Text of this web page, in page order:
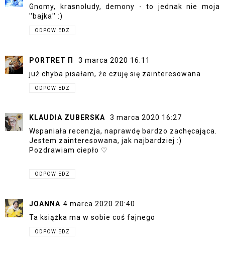
Gnomy, krasnoludy, demony - to jednak nie moja
''bajka'' :)
ODPOWIEDZ
PORTRET Π
3 marca 2020 16:11
już chyba pisałam, że czuję się zainteresowana
ODPOWIEDZ
KLAUDIA ZUBERSKA
3 marca 2020 16:27
Wspaniała recenzja, naprawdę bardzo zachęcająca.
Jestem zainteresowana, jak najbardziej :)
Pozdrawiam ciepło ♡
ODPOWIEDZ
JOANNA 4 marca 2020 20:40
Ta książka ma w sobie coś fajnego
ODPOWIEDZ